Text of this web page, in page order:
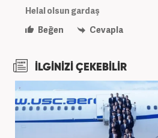
Helal olsun gardaş
Beğen
Cevapla
İLGİNİZİ ÇEKEBİLİR